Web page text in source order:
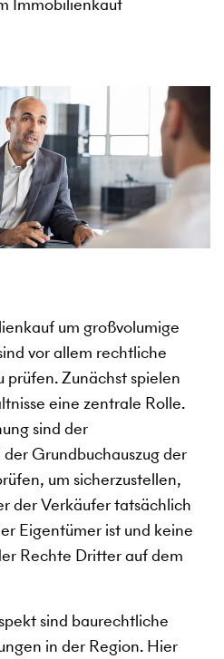
um großvolumige
vor allem rechtliche
prüfen. Zunächst spielen
eine zentrale Rolle.
sind der
Grundbuchauszug der
um sicherzustellen,
der Verkäufer tatsächlich
Eigentümer ist und keine
Rechte Dritter auf dem
sind baurechtliche
in der Region. Hier